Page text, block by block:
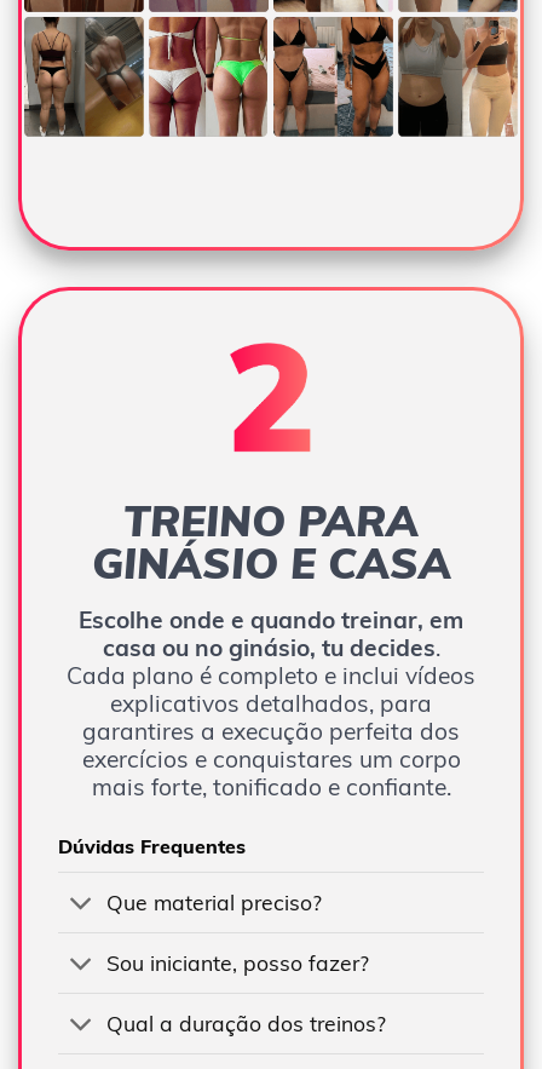
TREINO PARA
GINÁSIO E CASA
Escolhe onde e quando treinar, em
casa ou no ginásio, tu decides.
Cada plano é completo e inclui vídeos
explicativos detalhados, para
garantires a execução perfeita dos
exercícios e conquistares um corpo
mais forte, tonificado e confiante.
Dúvidas Frequentes
Que material preciso?
Sou iniciante, posso fazer?
Qual a duração dos treinos?